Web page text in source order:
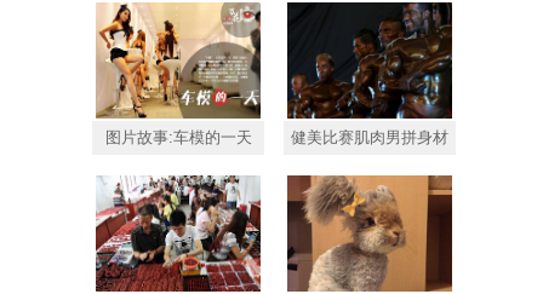
图片故事:车模的一天 健美比赛肌肉男拼身材